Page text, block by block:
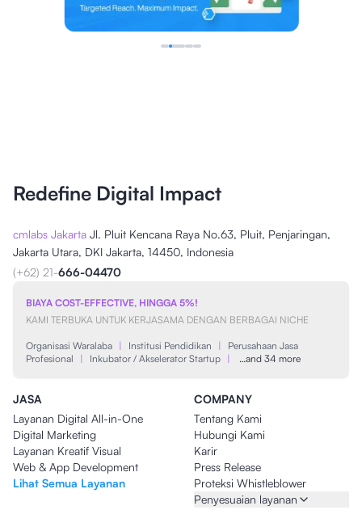
Redefine Digital Impact
cmlabs Jakarta Jl. Pluit Kencana Raya No.63, Pluit, Penjaringan,
Jakarta Utara, DKI Jakarta, 14450, Indonesia
(+62) 21-666-04470
BIAYA COST-EFFECTIVE, HINGGA 5%!
KAMI TERBUKA UNTUK KERJASAMA DENGAN BERBAGAI NICHE
Organisasi Waralaba | Institusi Pendidikan |
Perusahaan Jasa
Profesional
| Inkubator / Akselerator Startup | …and 34 more
JASA
Layanan Digital All-in-One
Digital Marketing
Layanan Kreatif Visual
Web & App Development
Lihat Semua Layanan
COMPANY
Tentang Kami
Hubungi Kami
Karir
Press Release
Proteksi Whistleblower
Penyesuaian layanan